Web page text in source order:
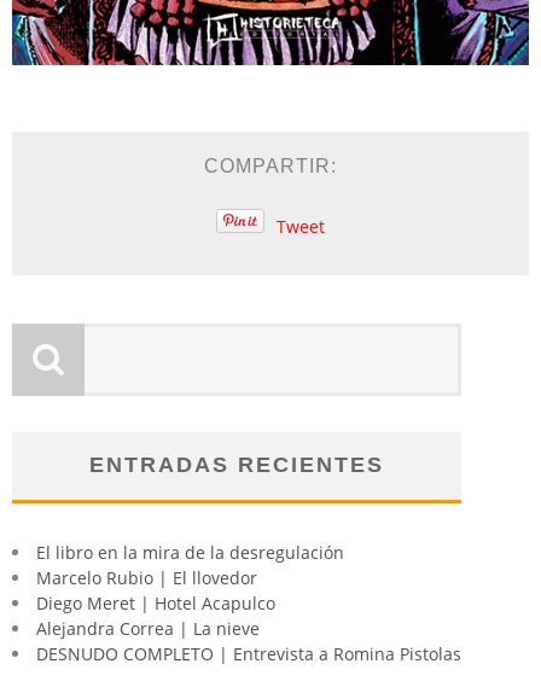
COMPARTIR:
Tweet
ENTRADAS RECIENTES
El libro en la mira de la desregulación
Marcelo Rubio | El llovedor
Diego Meret | Hotel Acapulco
Alejandra Correa | La nieve
DESNUDO COMPLETO | Entrevista a Romina Pistolas